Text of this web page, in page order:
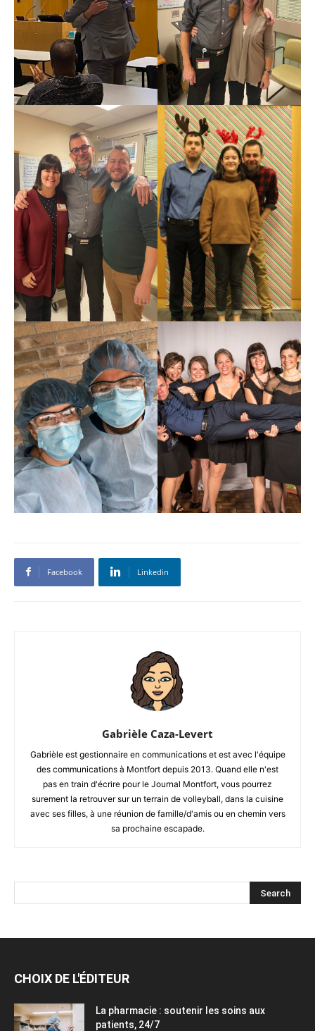
Facebook Linkedin
Gabrièle Caza-Levert
Gabrièle est gestionnaire en communications et est avec l'équipe
des communications à Montfort depuis 2013. Quand elle n'est
pas en train d'écrire pour le Journal Montfort, vous pourrez
surement la retrouver sur un terrain de volleyball, dans la cuisine
avec ses filles, à une réunion de famille/d'amis ou en chemin vers
sa prochaine escapade.
CHOIX DE L'ÉDITEUR
La pharmacie : soutenir les soins aux
patients, 24/7